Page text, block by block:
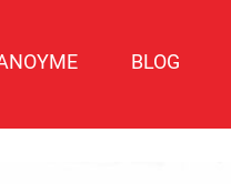
BLOG